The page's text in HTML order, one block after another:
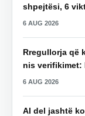
shpejtësi, 6
6 AUG 2026
Rregullorja që
nis verifikimet:
6 AUG 2026
AI del jashtë